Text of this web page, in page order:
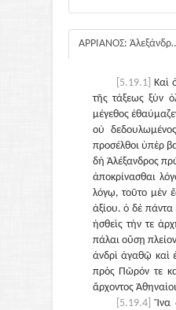
ΑΡΡΙΑΝΟΣ:
[5.19.1] Καὶ
τῆς τάξεως ξὺν
μέγεθος
οὐ
προσέλθοι ὑπὲρ
δὴ Ἀλέξανδρος
ἀποκρίνασθαι
λόγῳ, τοῦτο μὲν
ἀξίου. ὁ δὲ πάντα
ἡσθεὶς τήν τε
πάλαι οὔσῃ
ἀνδρὶ ἀγαθῷ καὶ
πρὸς Πῶρόν τε
ἄρχοντος
[5.19.4] Ἵνα